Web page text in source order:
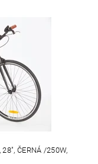
28", ČERNÁ /250W,